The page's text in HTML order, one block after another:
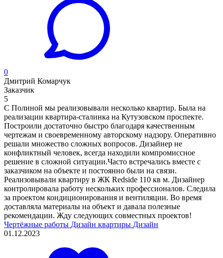
0
Дмитрий Комарчук
Заказчик
5
C Полиной мы реализовывали несколько квартир. Была на
реализации квартира-сталинка на Кутузовском проспекте.
Построили достаточно быстро благодаря качественным
чертежам и своевременному авторскому надзору. Оперативно
решали множество сложных вопросов. Дизайнер не
конфликтный человек, всегда находили компромиссное
решение в сложной ситуации.Часто встречались вместе с
заказчиком на объекте и постоянно были на связи.
Реализовывали квартиру в ЖК Redside 110 кв м. Дизайнер
контролировала работу нескольких профессионалов. Следила
за проектом кондиционирования и вентиляции. Во время
доставляла материалы на объект и давала полезные
рекомендации. Жду следующих совместных проектов!
Чертёжные работы Дизайн квартиры Дизайн
01.12.2023